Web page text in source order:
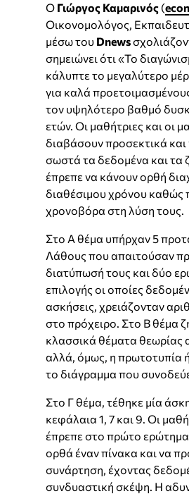
Ο Γιώργος Καμαρινός (
Οικονομολόγος,
μέσω του Dnews
σημειώνει ότι «Το
κάλυπτε το μεγαλύτερο
για καλά
τον υψηλότερο βαθμό
ετών. Οι μαθήτριες και οι
διαβάσουν προσεκτικά
σωστά τα δεδομένα και τα
έπρεπε να κάνουν ορθή
διαθέσιμου χρόνου καθώς
χρονοβόρα στη λύση τους.
Στο Α θέμα υπήρχαν 5
Λάθους που απαιτούσαν
διατύπωσή τους και δύο
επιλογής οι οποίες
ασκήσεις, χρειάζονταν
στο πρόχειρο. Στο Β θέμα
κλασσικά θέματα θεωρίας
αλλά, όμως, η πρωτοτυπία
το διάγραμμα που
Στο Γ θέμα, τέθηκε μία
κεφάλαια 1, 7 και 9. Οι
έπρεπε στο πρώτο
ορθά έναν πίνακα και να
συνάρτηση, έχοντας
συνδυαστική σκέψη. Η